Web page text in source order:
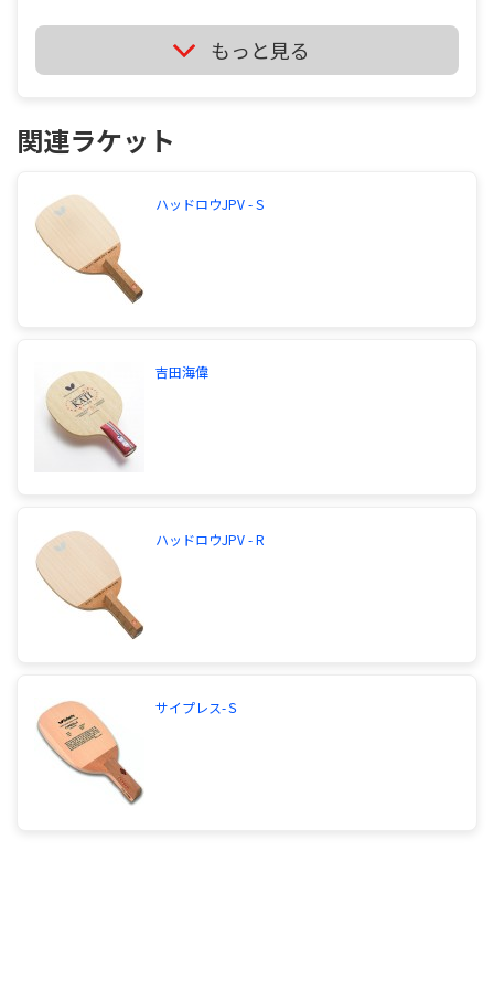
今まで使ったことのあるラケットは、 SK7、キーシ
ョットライト、MAXカーボン３Dです。 SK７がとて
もよかったし、MAXカーボンも柔らかいラバーを張
軽かったです。ちなみに僕はいままでシェイクでし
た。 今まで使ったことがあるラバーは、 スレイバ
V ３０、ヴェガプロ、ヴェガエリートなどです。 そ
の中でよかったものは、ラクザ７（ソフトも）、ヴ
ェガプロです。 ブライスFXはSK７に張ったら最高
によかったです。 ラケットやラバーを変える理由
は、テナジーが回転の影響をかなり受けて、 フリッ
けにくいファスタークG1を候補に入れました。 実
際に使ってみましたが、安定性がかなりあり、とて
もよかったです。 ただ硬かったので、ソフトなラケ
ットにいいと思いました。 けどテナジーよりも少
し威力が下がったり、勝手に回転がかかることが あ
す。 レシーブはストップやチキータが多いです。
今求めているのは、台上処理がしやすく、ドライブ
の安定性があり、角度うちがしやすいものです。 み
なさんがこんな僕にすすめることができるラケッ
ト、ラバーの組み合わせを教えてください。 長文す
この程度の長文なら全然ＯＫです。 こういう質問の
仕方を他の質問者に見習ってほしいところです(笑)
私のオススメは、ルデアックですね。 ７枚合板の
中でも、比較的ソフトなラケットですし、威力も十
分です。 フォアにはラクザ７、バックにはフライア
もっと見る
関連ラケット
ハッドロウJPV - S
吉田海偉
ハッドロウJPV - R
サイプレス-Ｓ